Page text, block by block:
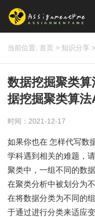
当前位置: 首页 > 知识分享 >
数据挖掘聚类
据挖掘聚类算
时间：2021-12-17
如果你也在 怎样代写数
学科遇到相关的难题，
聚类中，一组不同的数
在聚类分析中被划分为
在将数据分类为不同的
于通过进行分类来适应